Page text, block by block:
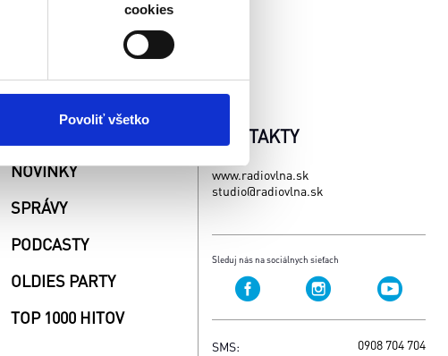
štatistických a marketingovo-
ochrany súkromia. Odvolanie
Viac informácií o
cookies
Povoliť všetko
NOVINKY
SPRÁVY
PODCASTY
OLDIES PARTY
TOP 1000 HITOV
KONTAKTY
www.radiovlna.sk
studio@radiovlna.sk
Sleduj nás na sociálnych sieťach
SMS: 0908 704 704